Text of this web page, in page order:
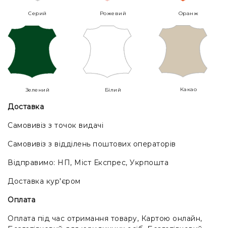
Серий Рожевий Оранж
Зелений Білий Какао
Доставка
Самовивіз з точок видачі
Самовивіз з відділень поштових операторів
Відправимо: НП, Міст Експрес, Укрпошта
Доставка кур'єром
Оплата
Оплата під час отримання товару, Картою онлайн,